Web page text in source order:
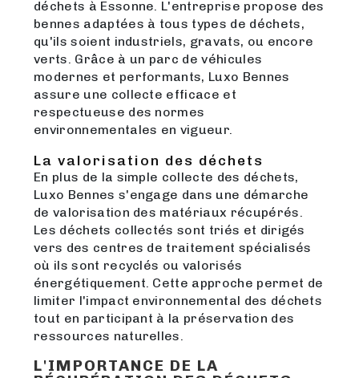
déchets à Essonne. L'entreprise propose des
bennes adaptées à tous types de déchets,
qu'ils soient industriels, gravats, ou encore
verts. Grâce à un parc de véhicules
modernes et performants, Luxo Bennes
assure une collecte efficace et
respectueuse des normes
environnementales en vigueur.
La valorisation des déchets
En plus de la simple collecte des déchets,
Luxo Bennes s'engage dans une démarche
de valorisation des matériaux récupérés.
Les déchets collectés sont triés et dirigés
vers des centres de traitement spécialisés
où ils sont recyclés ou valorisés
énergétiquement. Cette approche permet de
limiter l'impact environnemental des déchets
tout en participant à la préservation des
ressources naturelles.
L'IMPORTANCE DE LA